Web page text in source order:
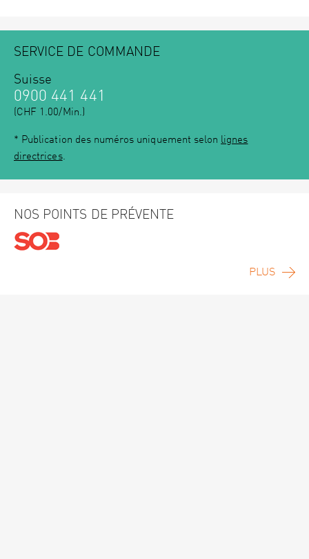
SERVICE DE COMMANDE
Suisse
0900 441 441
(CHF 1.00/Min.)
* Publication des numéros uniquement selon lignes
directrices.
NOS POINTS DE PRÉVENTE
PLUS